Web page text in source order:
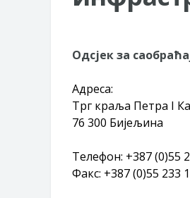
Захтјев
Одсјек за
Адреса:
Трг краља Петра I
76 300 Бијељина
Телефон: +387 (0)55
Факс: +387 (0)55 233